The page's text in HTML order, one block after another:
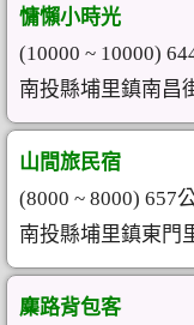
慵懶小時光
(10000 ~ 10000)
南投縣埔里鎮南昌
山間旅民宿
(8000 ~ 8000) 657
南投縣埔里鎮東門
麋路背包客